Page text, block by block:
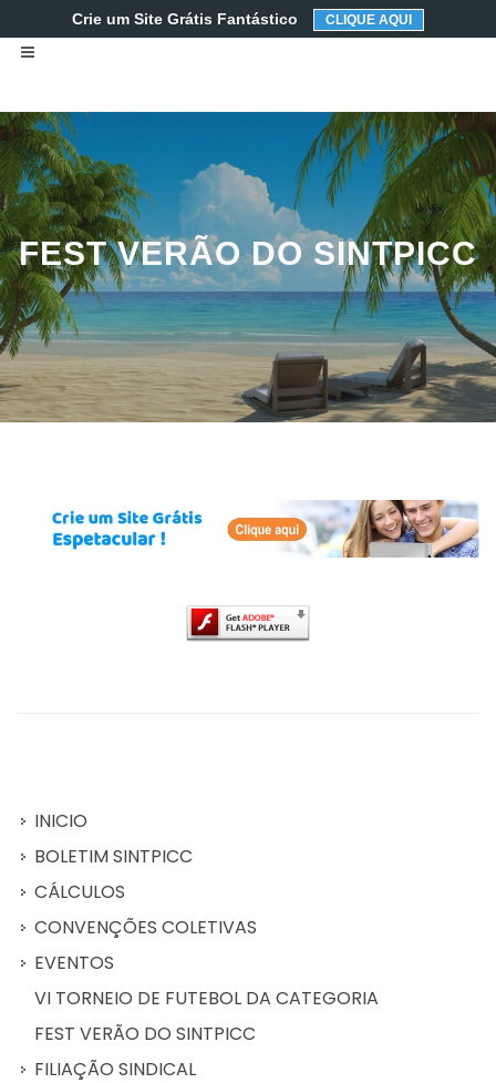
FEST VERÃO DO SINTPICC
INICIO
BOLETIM SINTPICC
CÁLCULOS
CONVENÇÕES COLETIVAS
EVENTOS
VI TORNEIO DE FUTEBOL DA CATEGORIA
FEST VERÃO DO SINTPICC
FILIAÇÃO SINDICAL
Crie um Site Grátis Fantástico CLIQUE AQUI